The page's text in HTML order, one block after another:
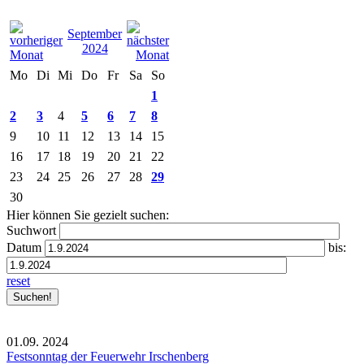
September
2024
Mo
Di Mi Do Fr Sa
So
1
2
3 4 5 6 7
8
9
10 11 12 13 14
15
16
17 18 19 20 21
22
23
24 25 26 27 28
29
30
Hier können Sie gezielt suchen:
Suchwort
Datum
bis:
reset
01.09. 2024
Festsonntag der Feuerwehr Irschenberg